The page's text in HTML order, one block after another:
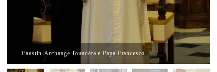
Faustin-Archange Touadéra e Papa Francesco